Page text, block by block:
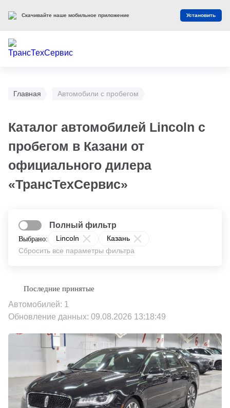
Главная Автомобили с пробегом
Каталог автомобилей Lincoln с
пробегом в Казани от
официального дилера
«ТрансТехСервис»
Выбрано: Lincoln
Казань
Сбросить все параметры фильтра
Полный фильтр
Автомобилей: 1
Обновление данных: 09.08.2026 13:18:49
Скачивайте наше мобильное приложение Установить